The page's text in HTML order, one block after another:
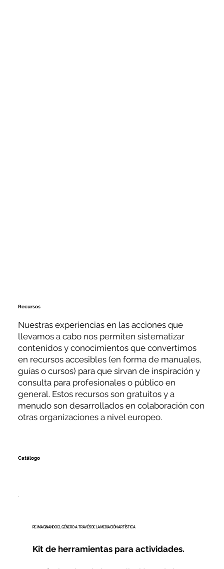
Nuestras experiencias en las acciones que
llevamos a cabo nos permiten sistematizar
contenidos y conocimientos que convertimos
en recursos accesibles (en forma de manuales,
guías o cursos) para que sirvan de inspiración y
consulta para profesionales o público en
general. Estos recursos son gratuitos y a
menudo son desarrollados en colaboración con
otras organizaciones a nivel europeo.
Recursos
RE-IMAGINANDO EL GÉNERO A TRAVÉS DE LA MEDIACIÓN ARTÍSTICA
Kit de herramientas para actividades.
Catálogo